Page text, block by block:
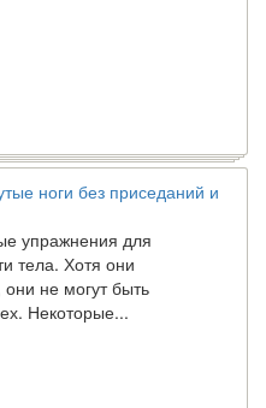
ноги без приседаний и
упражнения для
тела. Хотя они
не могут быть
Некоторые...